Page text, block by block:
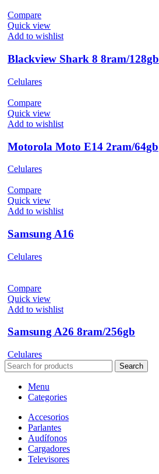
Compare
Quick view
Add to wishlist
Blackview Shark 8 8ram/128gb
Celulares
Compare
Quick view
Add to wishlist
Motorola Moto E14 2ram/64gb
Celulares
Compare
Quick view
Add to wishlist
Samsung A16
Celulares
Compare
Quick view
Add to wishlist
Samsung A26 8ram/256gb
Celulares
Search
Menu
Categories
Accesorios
Parlantes
Audífonos
Cargadores
Televisores